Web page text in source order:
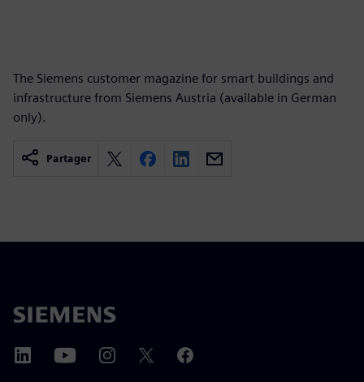
The Siemens customer magazine for smart buildings and
infrastructure from Siemens Austria (available in German
only).
Partager